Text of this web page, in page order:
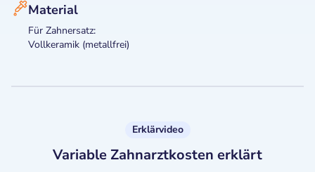
Material
Für Zahnersatz:
Vollkeramik (metallfrei)
Erklärvideo
Variable Zahnarztkosten erklärt